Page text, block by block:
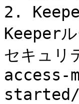
2.
Keeper
セキュ
access-
started/